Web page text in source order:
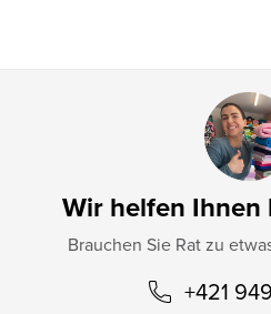
Wir helfen Ihnen
Brauchen Sie Rat zu
+421